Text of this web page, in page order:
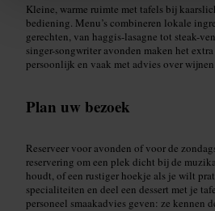
Kleine, warme ruimte met tafels bij
bediening. Menu’s combineren lokale
gerechten, van haggis-lasagne tot steak-
singer-songwriter avonden maken het
persoonlijk en vaak met advies over
Plan uw bezoek
Reserveer voor avonden of voor de
reservering om een plek dicht bij de
houdt, of een rustiger hoekje als je wilt
specialiteiten en deel een dessert met je
personeel smaakadvies geven: ze kennen